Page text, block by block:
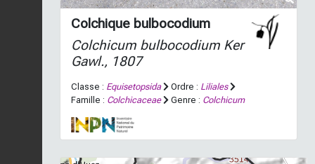
Colchique bulbocodium
Colchicum bulbocodium Ker
Gawl., 1807
Classe : Equisetopsida Ordre : Liliales
Famille : Colchicaceae Genre : Colchicum